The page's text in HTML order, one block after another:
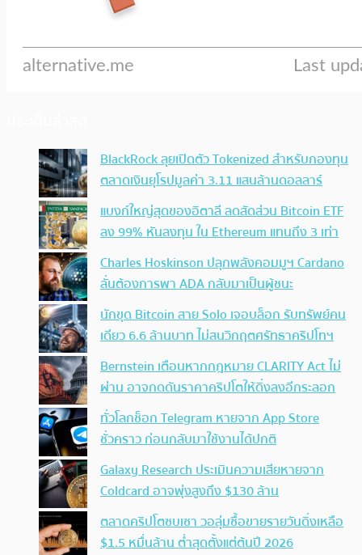
BlackRock ลุยเปิดตัว Tokenized สำหรับกองทุน
ตลาดเงินยุโรปมูลค่า 3.11 แสนล้านดอลลาร์
แบงก์ใหญ่สุดของอิตาลี ลดสัดส่วน Bitcoin ETF
ลง 99% หันลงทุน ใน Ethereum แทนถึง 3 เท่า
Charles Hoskinson ปลุกพลังคอมมูฯ Cardano
ลั่นต้องการพา ADA กลับมาเป็นผู้ชนะ
นักขุด Bitcoin สาย Solo เจอบล็อก รับทรัพย์คน
เดียว 6.6 ล้านบาท ไม่สนวิกฤตศรัทธาคริปโทฯ
Bernstein เตือนหากกฎหมาย CLARITY Act ไม่
ผ่าน อาจกดดันราคาคริปโตให้ดิ่งลงอีกระลอก
ทั่วโลกช็อก Telegram หายจาก App Store
ชั่วคราว ก่อนกลับมาใช้งานได้ปกติ
Galaxy Research ประเมินความเสียหายจาก
Coldcard อาจพุ่งสูงถึง $130 ล้าน
ตลาดคริปโตซบเซา วอลุ่มซื้อขายรายวันดิ่งเหลือ
$1.5 หมื่นล้าน ต่ำสุดตั้งแต่ต้นปี 2026